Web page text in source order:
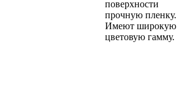
поверхности
прочную пленку.
Имеют широкую
цветовую гамму.